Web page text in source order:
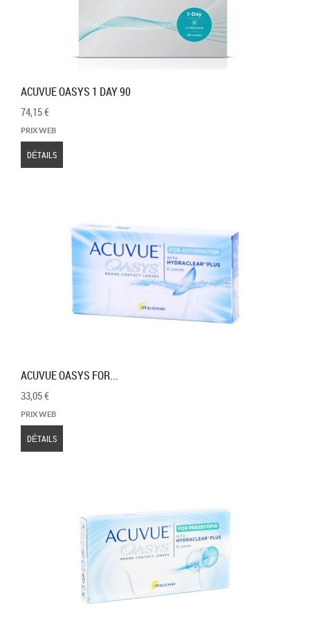
ACUVUE OASYS 1 DAY 90
74,15 €
PRIX WEB
DÉTAILS
ACUVUE OASYS FOR...
33,05 €
PRIX WEB
DÉTAILS